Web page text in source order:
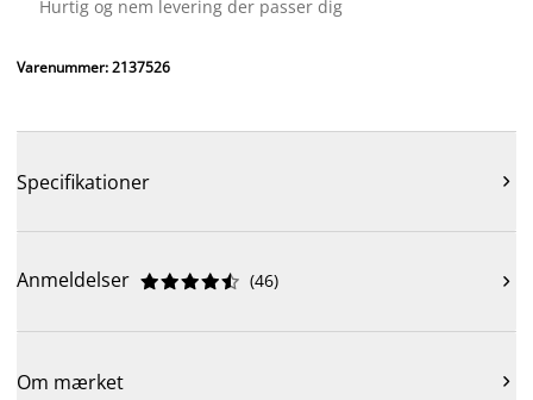
Hurtig og nem levering der passer dig
Varenummer: 2137526
Specifikationer 
Anmeldelser 




 (46) 
Om mærket 